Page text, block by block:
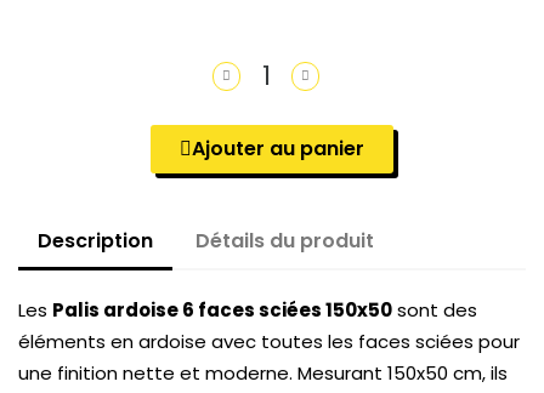
Ajouter au panier
Description Détails du produit
Les Palis ardoise 6 faces sciées150x50sont des
éléments en ardoise avec toutes les faces sciées pour
une finition nette et moderne. Mesurant 150x50 cm, ils